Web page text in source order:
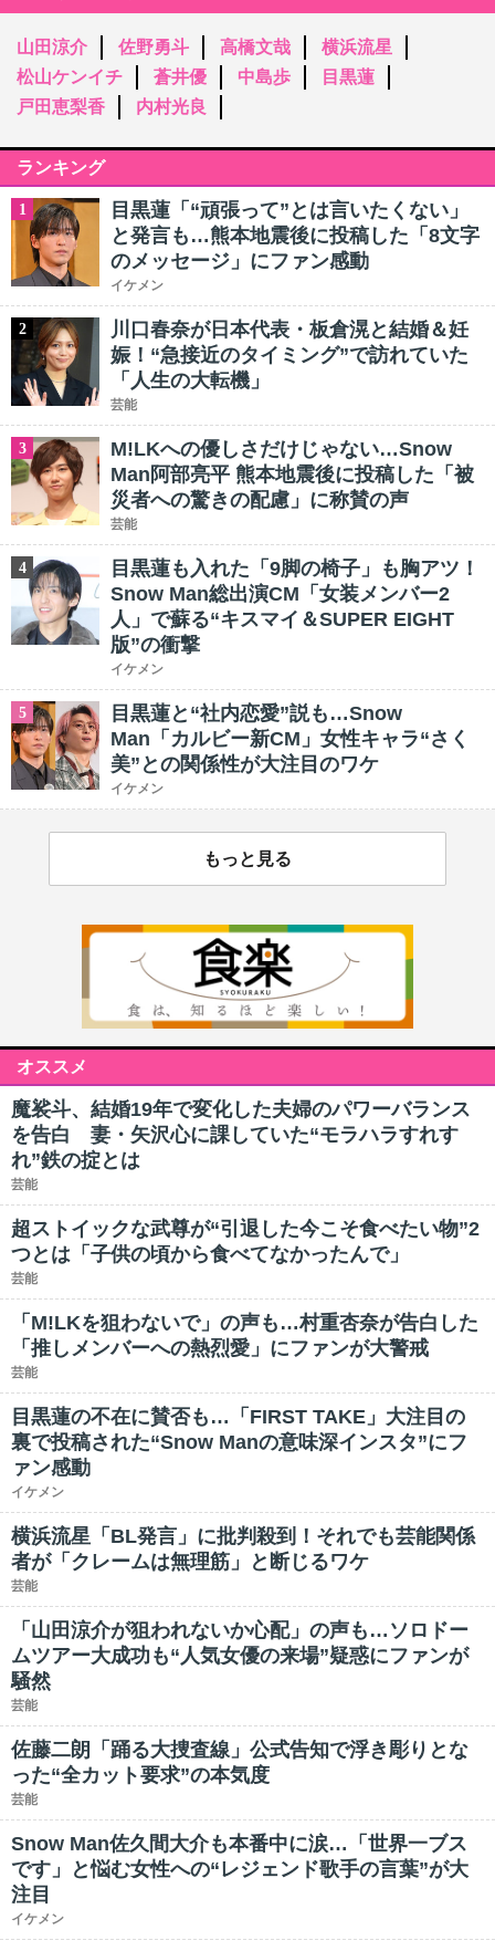
山田涼介 佐野勇斗 高橋文哉
横浜流星
松山ケンイチ
蒼井優 中島歩
目黒蓮
戸田恵梨香
内村光良
ランキング
1
目黒蓮「“頑張って”とは言いたくない」
と発言も…熊本地震後に投稿した「8文字
のメッセージ」にファン感動
イケメン
2
川口春奈が日本代表・板倉滉と結婚＆妊
娠！“急接近のタイミング”で訪れていた
「人生の大転機」
芸能
3
M!LKへの優しさだけじゃない…Snow
Man阿部亮平 熊本地震後に投稿した「被
災者への驚きの配慮」に称賛の声
芸能
4
目黒蓮も入れた「9脚の椅子」も胸アツ！
Snow Man総出演CM「女装メンバー2
人」で蘇る“キスマイ＆SUPER EIGHT
版”の衝撃
イケメン
5
目黒蓮と“社内恋愛”説も…Snow
Man「カルビー新CM」女性キャラ“さく
美”との関係性が大注目のワケ
イケメン
もっと見る
オススメ
魔裟斗、結婚19年で変化した夫婦のパワーバランス
を告白 妻・矢沢心に課していた“モラハラすれす
れ”鉄の掟とは
芸能
超ストイックな武尊が“引退した今こそ食べたい物”2
つとは「子供の頃から食べてなかったんで」
芸能
「M!LKを狙わないで」の声も…村重杏奈が告白した
「推しメンバーへの熱烈愛」にファンが大警戒
芸能
目黒蓮の不在に賛否も…「FIRST TAKE」大注目の
裏で投稿された“Snow Manの意味深インスタ”にフ
ァン感動
イケメン
横浜流星「BL発言」に批判殺到！それでも芸能関係
者が「クレームは無理筋」と断じるワケ
芸能
「山田涼介が狙われないか心配」の声も…ソロドー
ムツアー大成功も“人気女優の来場”疑惑にファンが
騒然
芸能
佐藤二朗「踊る大捜査線」公式告知で浮き彫りとな
った“全カット要求”の本気度
芸能
Snow Man佐久間大介も本番中に涙…「世界一ブス
です」と悩む女性への“レジェンド歌手の言葉”が大
注目
イケメン